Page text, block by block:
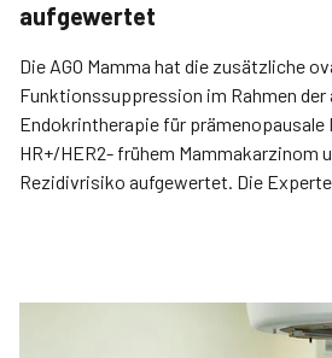
aufgewertet
Die AGO Mamma hat die zusätzliche
Funktionssuppression im Rahmen der
Endokrintherapie für
HR+/HER2- frühem Mammakarzinom
Rezidivrisiko aufgewertet. Die